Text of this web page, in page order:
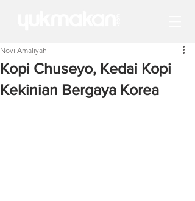
Kopi Chuseyo, Kedai Kopi
Kekinian Bergaya Korea
Novi Amaliyah